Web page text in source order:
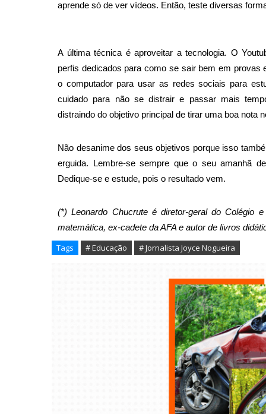
aprende só de ver vídeos. Então, teste diversas
A última técnica é aproveitar a tecnologia. O
perfis dedicados para como se sair bem em provas
o computador para usar as redes sociais para
cuidado para não se distrair e passar mais
distraindo do objetivo principal de tirar uma boa nota
Não desanime dos seus objetivos porque isso
erguida. Lembre-se sempre que o seu amanhã
Dedique-se e estude, pois o resultado vem.
(*)Leonardo Chucruteé diretor-geral do Colégio
matemática, ex-cadete da AFA e autor de livros
Tags # Educação # Jornalista Joyce Nogueira